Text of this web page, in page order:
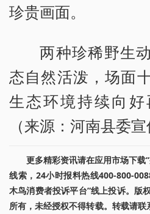
珍贵画面。
两种珍稀野生
态自然活泼，场面
生态环境持续向好
（来源：河南县委宣
更多精彩资讯请在应用市场下载
线索，24小时报料热线400-800-
木鸟消费者投诉平台”线上投诉。版
所有，未经授权不得转载。转载请